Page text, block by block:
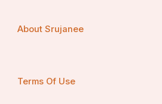
About Srujanee
Terms Of Use